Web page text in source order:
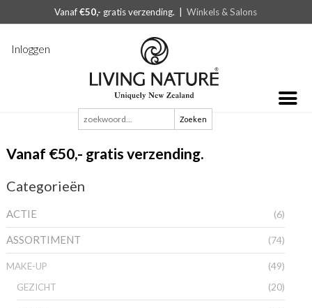
Vanaf€50,- gratis verzending. |Winkels & Salons
Inloggen
Zoeken
naar:
Vanaf €50,- gratis verzending.
Categorieën
ACTIE (6)
ASSORTIMENT (74)
MAKE-UP (49)
GEZICHT (20)